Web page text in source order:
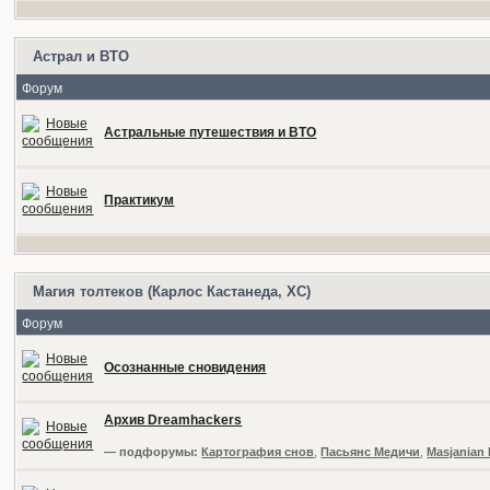
Астрал и ВТО
Форум
Астральные путешествия и ВТО
Практикум
Магия толтеков (Карлос Кастанеда, ХС)
Форум
Осознанные сновидения
Архив Dreamhackers
— подфорумы: Картография снов ,Пасьянс Медичи ,Masjanian